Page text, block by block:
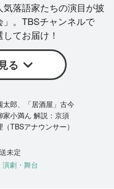
落語家たちの演目が披
。TBSチャンネルで
てお届け！
る
太郎、「居酒屋」古今
小満ん 解説：京須
TBSアナウンサー）
未定
演劇・舞台